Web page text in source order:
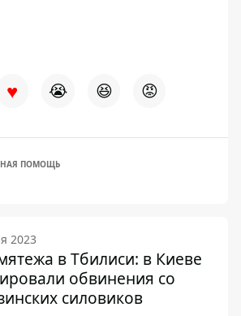
♥ 😭 😆 😡
ПОМОЩЬ
2023
в Тбилиси: в Киеве
обвинения со
силовиков